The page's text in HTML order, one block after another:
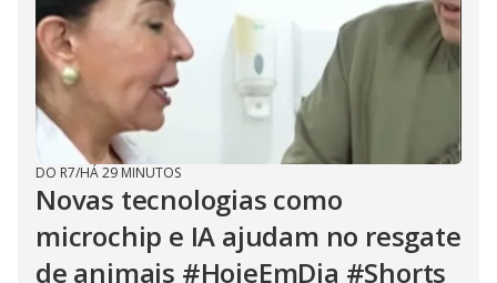
DO R7/HÁ 29 MINUTOS
Novas tecnologias como
microchip e IA ajudam no resgate
de animais #HojeEmDia #Shorts